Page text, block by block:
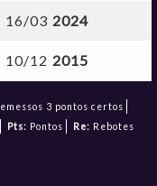
16/03 2024
10/12 2015
3 pontos certos
Pts: Pontos Re: Rebotes